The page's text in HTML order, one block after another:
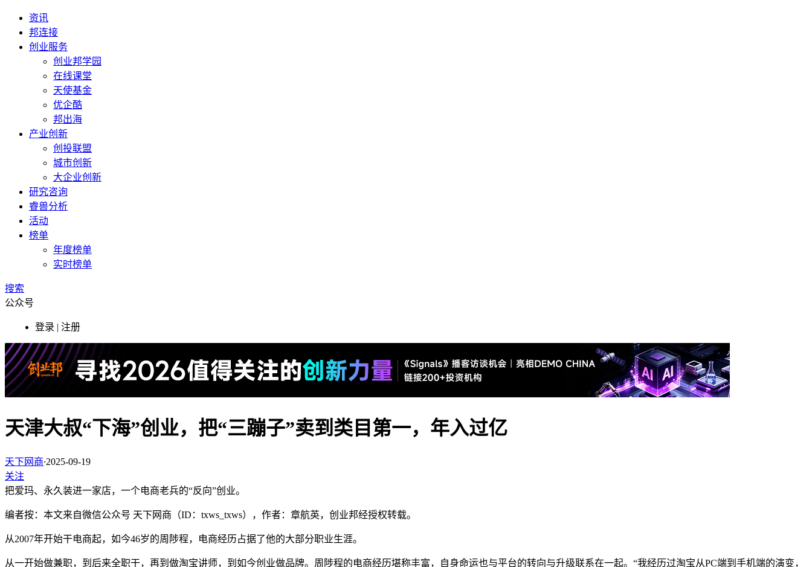
资讯
邦连接
创业服务
创业邦学园
在线课堂
天使基金
优企酷
邦出海
产业创新
创投联盟
城市创新
大企业创新
研究咨询
睿兽分析
活动
榜单
年度榜单
实时榜单
搜索
公众号
登录 | 注册
天津大叔“下海”创业，把“三蹦子”卖到类目第一，年入过亿
天下网商·2025-09-19
关注
把爱玛、永久装进一家店，一个电商老兵的“反向”创业。
编者按：本文来自微信公众号 天下网商（ID：txws_txws），作者：章航英，创业邦经授权转载。
从2007年开始干电商起，如今46岁的周陟程，电商经历占据了他的大部分职业生涯。
从一开始做兼职，到后来全职干，再到做淘宝讲师，到如今创业做品牌。周陟程的电商经历堪称丰富，自身命运也与平台的转向与升级联系在一起。“我经历过淘宝从PC端到手机端的演变，